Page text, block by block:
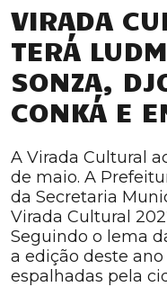
VIRADA
TERÁ
SONZA,
CONKÁ E
A Virada Cultural
de maio. A
da Secretaria
Virada Cultural
Seguindo o lema
a edição deste
espalhadas pela